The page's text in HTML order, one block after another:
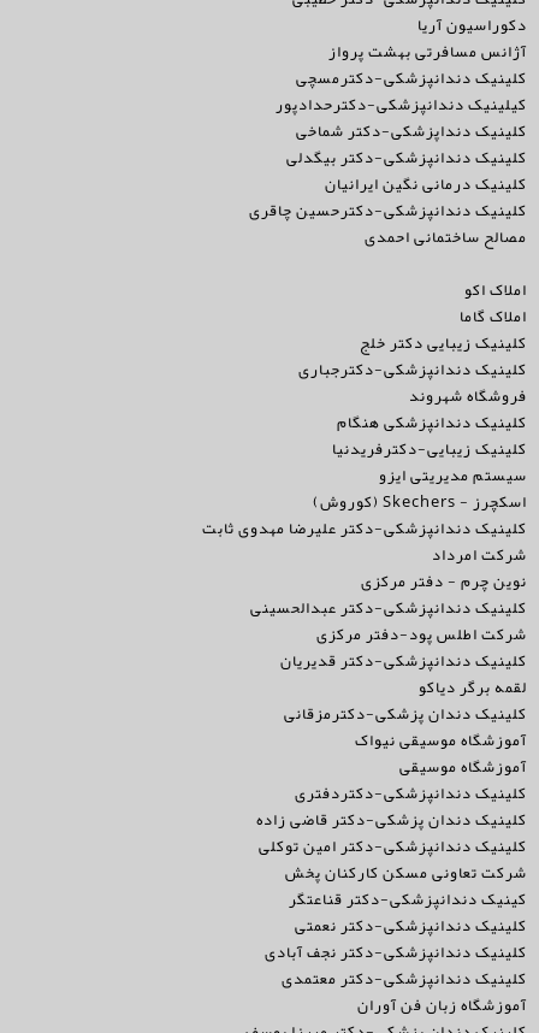
دکوراسیون آریا
آژانس مسافرتی بهشت پرواز
کلینیک دندانپزشکی-دکترمسچی
کیلینیک دندانپزشکی-دکترحدادپور
کلینیک دنداپزشکی-دکتر شماخی
کلینیک دندانپزشکی-دکتر بیگدلی
کلینیک درمانی نگین ایرانیان
کلینیک دندانپزشکی-دکترحسین چاقری
مصالح ساختمانی احمدی
املاک اکو
املاک گاما
کلینیک زیبایی دکتر خلج
کلینیک دندانپزشکی-دکترجباری
فروشگاه شهروند
کلینیک دندانپزشکی هنگام
کلینیک زیبایی-دکترفریدنیا
سیستم مدیریتی ایزو
اسکچرز - Skechers (کوروش)
کلینیک دندانپزشکی-دکتر علیرضا مهدوی ثابت
شرکت امرداد
نوین چرم - دفتر مرکزی
کلینیک دندانپزشکی-دکتر عبدالحسینی
شرکت اطلس پود-دفتر مرکزی
کلینیک دندانپزشکی-دکتر قدیریان
لقمه برگر دیاکو
کلینیک دندان پزشکی-دکترمزقانی
آموزشگاه موسیقی نیواک
آموزشگاه موسیقی
کلینیک دندانپزشکی-دکتردفتری
کلینیک دندان پزشکی-دکتر قاضی زاده
کلینیک دندانپزشکی-دکتر امین توکلی
شرکت تعاونی مسکن کارکنان پخش
کینیک دندانپزشکی-دکتر قناعتگر
کلینیک دندانپزشکی-دکتر نعمتی
کلینیک دندانپزشکی-دکتر نجف آبادی
کلینیک دندانپزشکی-دکتر معتمدی
آموزشگاه زبان فن آوران